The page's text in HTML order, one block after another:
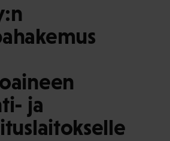
ja